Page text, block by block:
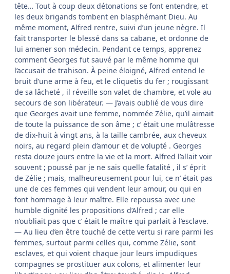
tête… Tout à coup deux détonations se font entendre, et
les deux brigands tombent en blasphémant Dieu. Au
même moment, Alfred rentre, suivi d’un jeune nègre. Il
fait transporter le blessé dans sa cabane, et ordonne de
lui amener son médecin. Pendant ce temps, apprenez
comment Georges fut sauvé par le même homme qui
l’accusait de trahison. À peine éloigné, Alfred entend le
bruit d’une arme à feu, et le cliquetis du fer ; rougissant
de sa lâcheté , il réveille son valet de chambre, et vole au
secours de son libérateur. — J’avais oublié de vous dire
que Georges avait une femme, nommée Zélie, qu’il aimait
de toute la puissance de son âme ; c’ était une mulâtresse
de dix-huit à vingt ans, à la taille cambrée, aux cheveux
noirs, au regard plein d’amour et de volupté . Georges
resta douze jours entre la vie et la mort. Alfred l’allait voir
souvent ; poussé par je ne sais quelle fatalité , il s’ éprit
de Zélie ; mais, malheureusement pour lui, ce n’ était pas
une de ces femmes qui vendent leur amour, ou qui en
font hommage à leur maître. Elle repoussa avec une
humble dignité les propositions d’Alfred ; car elle
n’oubliait pas que c’ était le maître qui parlait à l’esclave.
— Au lieu d’en être touché de cette vertu si rare parmi les
femmes, surtout parmi celles qui, comme Zélie, sont
esclaves, et qui voient chaque jour leurs impudiques
compagnes se prostituer aux colons, et alimenter leur